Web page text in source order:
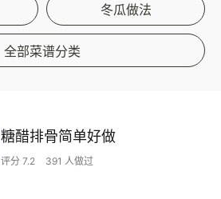
冬瓜做法
全部菜谱分类
糖醋排骨简单好做
评分 7.2 391 人做过